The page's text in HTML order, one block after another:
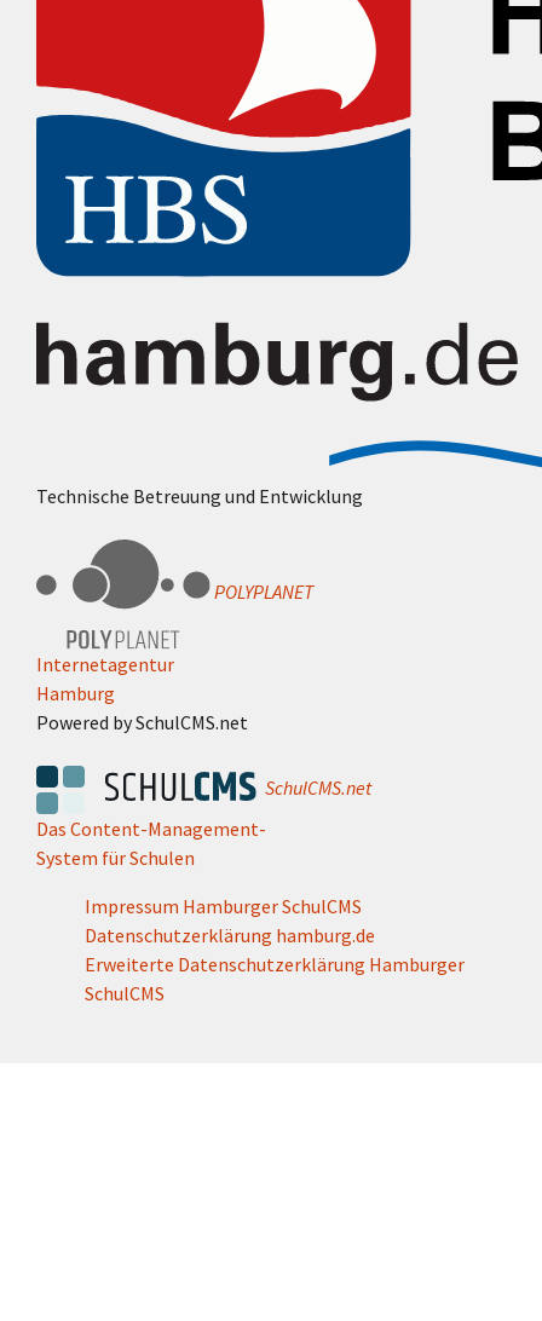
Technische Betreuung und Entwicklung
POLYPLANET
Internetagentur
Hamburg
Powered by SchulCMS.net
SchulCMS.net
Das Content-Management-
System für Schulen
Impressum Hamburger SchulCMS
Datenschutzerklärung hamburg.de
Erweiterte Datenschutzerklärung Hamburger
SchulCMS